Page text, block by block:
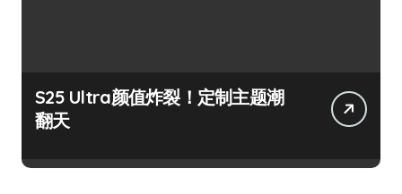
S25 Ultra颜值炸裂！定制主题潮
翻天